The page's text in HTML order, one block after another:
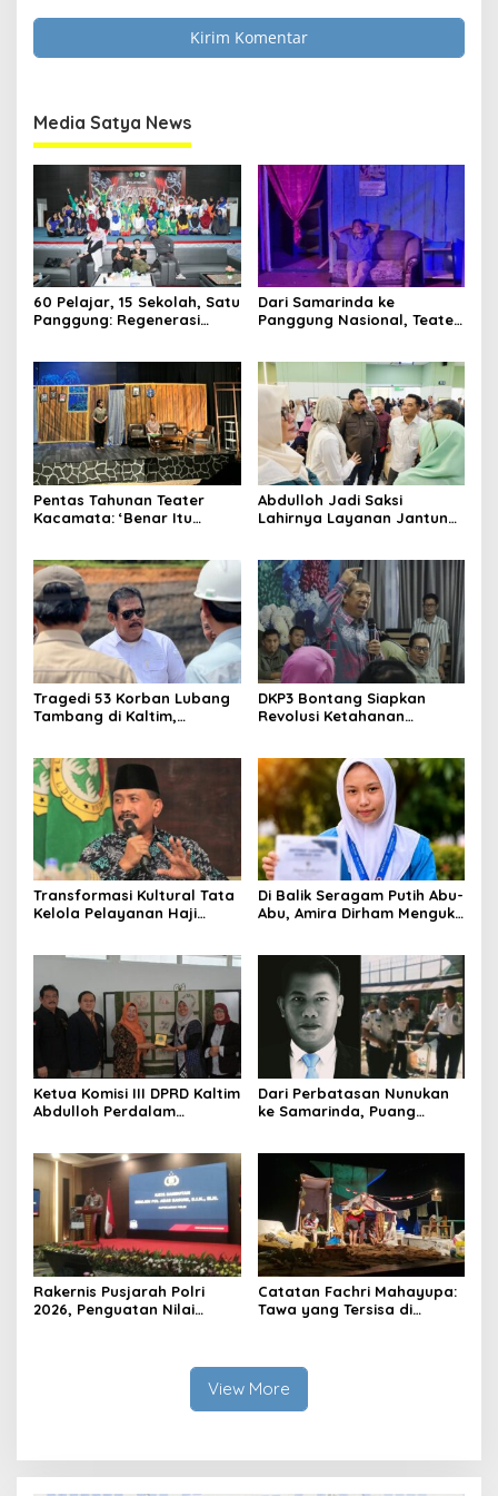
Media Satya News
60 Pelajar, 15 Sekolah, Satu
Panggung: Regenerasi
Dari Samarinda ke
Panggung Nasional, Teater
Yogyakarta
Pentas Tahunan Teater
Kacamata: ‘Benar Itu
Abdulloh Jadi Saksi
Lahirnya Layanan Jantung
Rakyat
Tragedi 53 Korban Lubang
Tambang di Kaltim,
DKP3 Bontang Siapkan
Revolusi Ketahanan
Transformasi Kultural Tata
Kelola Pelayanan Haji
Di Balik Seragam Putih Abu-
Abu, Amira Dirham Mengukir
Ketua Komisi III DPRD Kaltim
Abdulloh Perdalam
Dari Perbatasan Nunukan
ke Samarinda, Puang
Rakernis Pusjarah Polri
2026, Penguatan Nilai
Catatan Fachri Mahayupa:
Tawa yang Tersisa di
View More